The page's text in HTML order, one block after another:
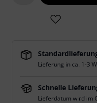
Lieferung in ca. 1-3
Schnelle
Lieferdatum wird im